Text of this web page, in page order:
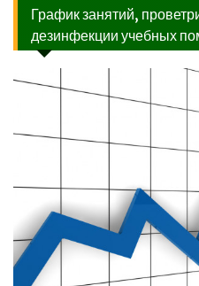
График занятий,
дезинфекции учебных